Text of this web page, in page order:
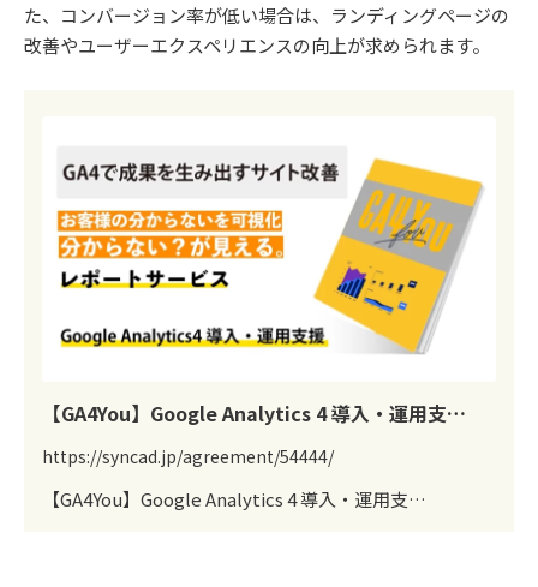
た、コンバージョン率が低い場合は、ランディングページの
改善やユーザーエクスペリエンスの向上が求められます。
【GA4You】Google Analytics 4 導入・運用支…
https://syncad.jp/agreement/54444/
【GA4You】Google Analytics 4 導入・運用支…